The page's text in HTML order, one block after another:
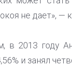
не дает», —
в 2013 году
и занял